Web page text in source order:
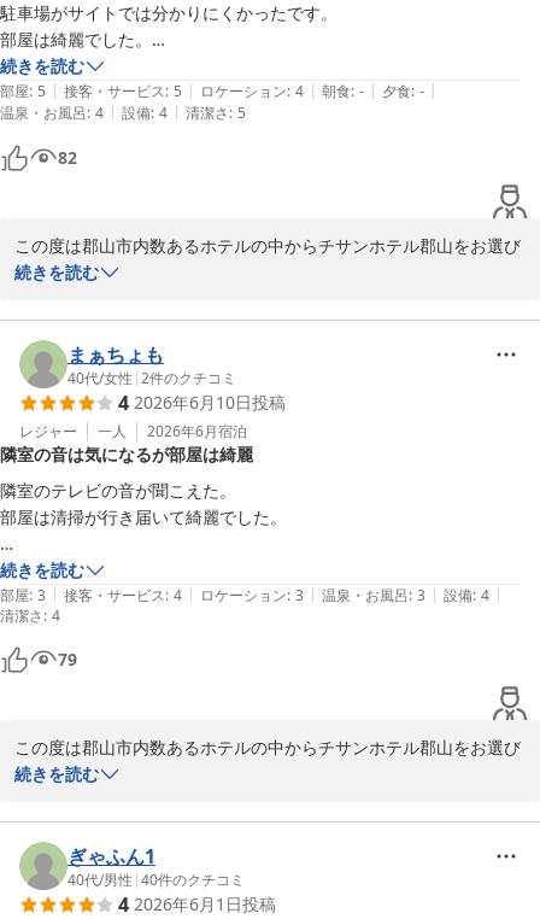
チサンホテル郡山
福重
チサンホテル郡山
駐車場がサイトでは分かりにくかったです。
部屋は綺麗でした。
ありがとうございました。
続きを読む
部屋: 5 | 接客・サービス: 5 | ロケーション: 4 | 朝食: - | 夕食: - |
温泉・お風呂: 4 | 設備: 4 | 清潔さ: 5
82
この度は郡山市内数あるホテルの中からチサンホテル郡山をお選び
いただき誠に有難うございました。
駐車場につきましてはホテル駐車場（台数、高さ、幅の制限）、提
携駐車場（ホテルより徒歩2分ほど）と制約が多くご不便をおかけ
いたします。
ご面倒ですが、一度フロントへお声がけいただければ改めて地図で
のご案内もいたしますのでご遠慮なくお申し出ください。
今後とも郡山へおこしの折は当ホテルをご利用いただければ幸いに
存じます。
ました。
また次回のご来館をスタッフ一同心よりお待ち申し上げます。
チサンホテル郡山
福重
2026-06-22
続きを読む
まぁちょも
40代/女性 |2件のクチコミ
4 2026年6月10日投稿
レジャー 一人 2026年6月宿泊
隣室の音は気になるが部屋は綺麗
隣室のテレビの音が聞こえた。
部屋は清掃が行き届いて綺麗でした。
続きを読む
部屋: 3 | 接客・サービス: 4 | ロケーション: 3 | 温泉・お風呂: 3 | 設備: 4 |
清潔さ: 4
79
この度は郡山市内数あるホテルの中からチサンホテル郡山をお選び
いただき誠に有難うございました。
今後とも郡山へおこしの折には当ホテルをご指名いただければ幸い
に存じます。
この度はお忙しい中わざわざご投稿いただき誠に有難うございまし
続きを読む
ぎゃふん1
40代/男性 |40件のクチコミ
4 2026年6月1日投稿